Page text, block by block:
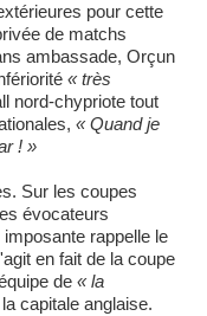
de matchs
ambassade, Orçun
« très
nord-chypriote tout
« Quand je
! »
Sur les coupes
évocateurs
rappelle le
en fait de la coupe
de « la
capitale anglaise.